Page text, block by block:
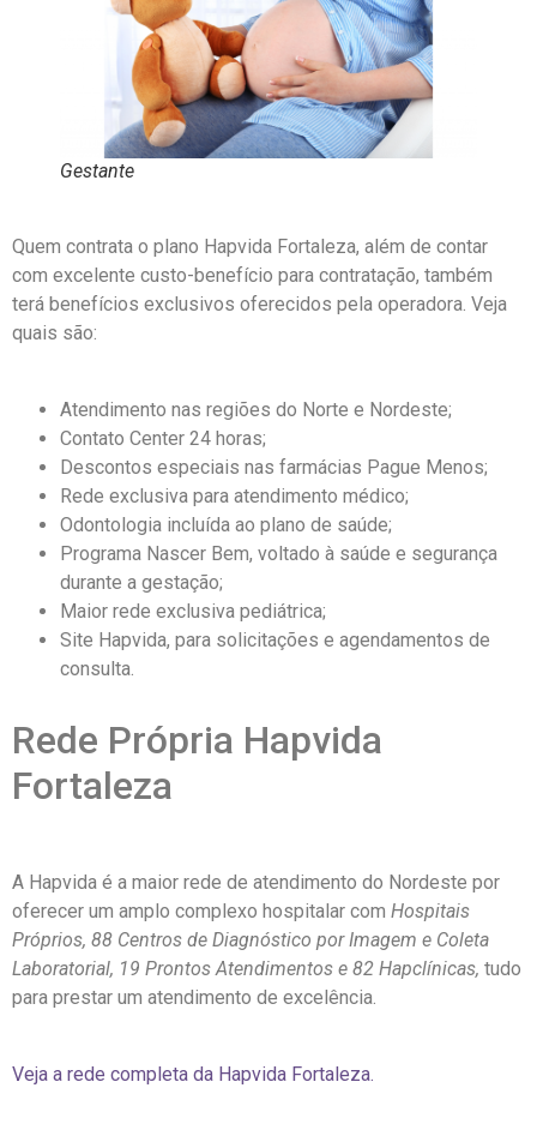
Gestante
Quem contrata o plano Hapvida Fortaleza, além de contar
com excelente custo-benefício para contratação, também
terá benefícios exclusivos oferecidos pela operadora. Veja
quais são:
Atendimento nas regiões do Norte e Nordeste;
Contato Center 24 horas;
Descontos especiais nas farmácias Pague Menos;
Rede exclusiva para atendimento médico;
Odontologia incluída ao plano de saúde;
Programa Nascer Bem, voltado à saúde e segurança
durante a gestação;
Maior rede exclusiva pediátrica;
Site Hapvida, para solicitações e agendamentos de
consulta.
Rede Própria Hapvida
Fortaleza
A Hapvida é a maior rede de atendimento do Nordeste por
oferecer um amplo complexo hospitalar com Hospitais
Próprios, 88 Centros de Diagnóstico por Imagem e Coleta
Laboratorial, 19 Prontos Atendimentos e 82 Hapclínicas, tudo
para prestar um atendimento de excelência.
Veja a rede completa da Hapvida Fortaleza.